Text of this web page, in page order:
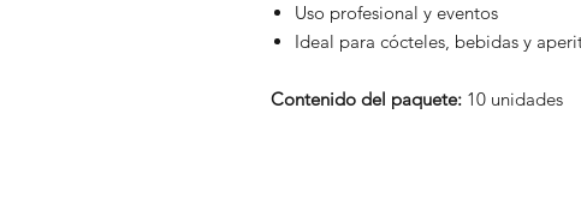
Uso profesional y eventos
Ideal para cócteles, bebidas y
Contenido del paquete: 10 unidades